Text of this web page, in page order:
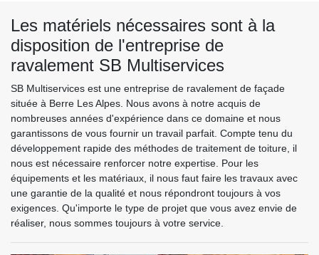
Les matériels nécessaires sont à la
disposition de l'entreprise de
ravalement SB Multiservices
SB Multiservices est une entreprise de ravalement de façade
située à Berre Les Alpes. Nous avons à notre acquis de
nombreuses années d'expérience dans ce domaine et nous
garantissons de vous fournir un travail parfait. Compte tenu du
développement rapide des méthodes de traitement de toiture, il
nous est nécessaire renforcer notre expertise. Pour les
équipements et les matériaux, il nous faut faire les travaux avec
une garantie de la qualité et nous répondront toujours à vos
exigences. Qu'importe le type de projet que vous avez envie de
réaliser, nous sommes toujours à votre service.